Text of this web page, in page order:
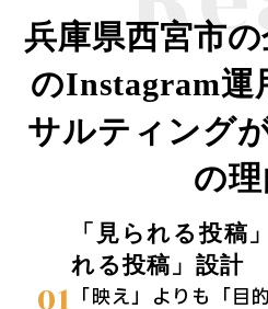
兵庫県西宮市
のInstagram運
サルティング
の
「見られる投稿
れる投稿」設計
「映え」よりも「目